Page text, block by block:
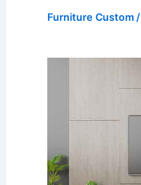
Furniture Custom/